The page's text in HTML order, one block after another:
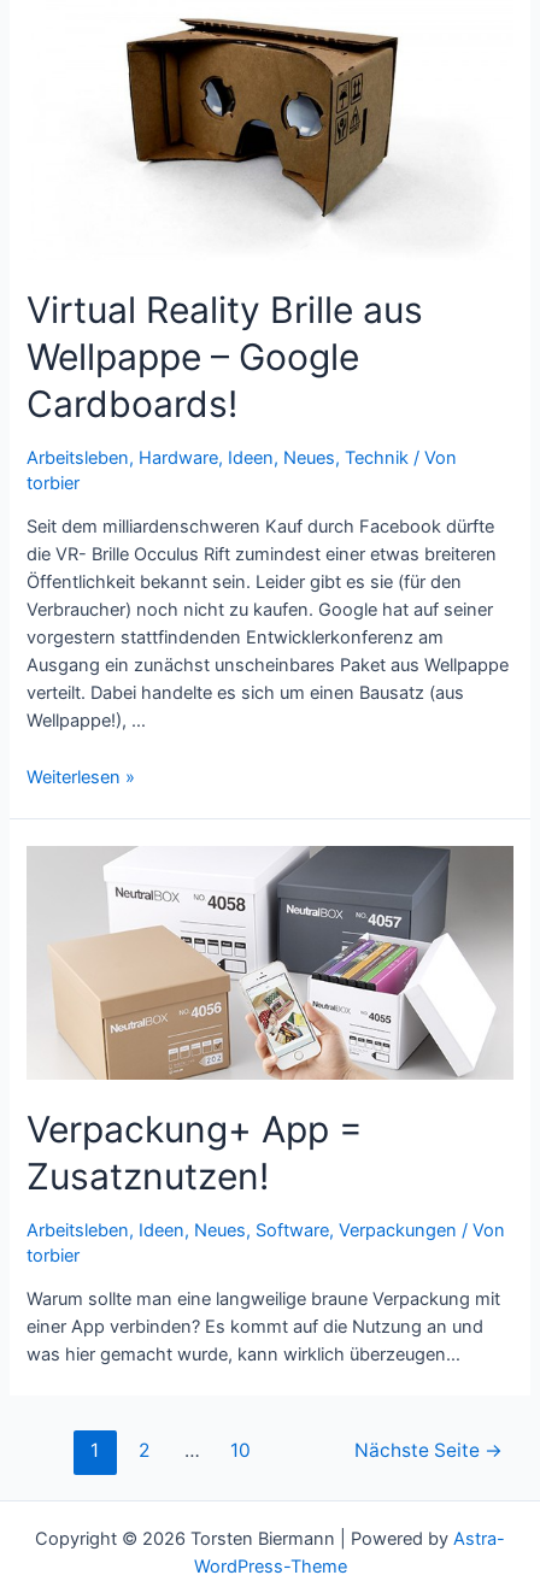
Virtual Reality Brille aus
Wellpappe – Google
Cardboards!
Arbeitsleben, Hardware, Ideen, Neues,Technik / Von
torbier
Seit dem milliardenschweren Kauf durch Facebook dürfte
die VR- Brille Occulus Rift zumindest einer etwas breiteren
Öffentlichkeit bekannt sein. Leider gibt es sie (für den
Verbraucher) noch nicht zu kaufen. Google hat auf seiner
vorgestern stattfindenden Entwicklerkonferenz am
Ausgang ein zunächst unscheinbares Paket aus Wellpappe
verteilt. Dabei handelte es sich um einen Bausatz (aus
Wellpappe!), …
Virtual
Wellpappe
Google
Cardboards!
Weiterlesen »
Verpackung+ App =
Zusatznutzen!
Arbeitsleben, Ideen, Neues, Software,Verpackungen / Von
torbier
Warum sollte man eine langweilige braune Verpackung mit
einer App verbinden? Es kommt auf die Nutzung an und
was hier gemacht wurde, kann wirklich überzeugen…
Beitragsnavigation
1 2 … 10 Nächste Seite →
Copyright © 2026 Torsten Biermann | Powered by Astra-
WordPress-Theme